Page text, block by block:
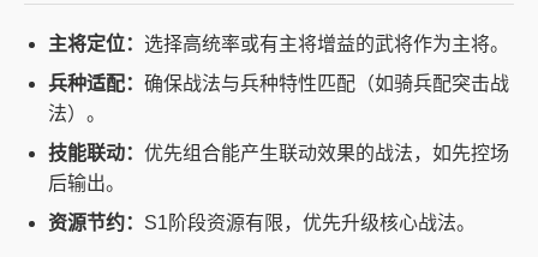
主将定位： 选择高统率或有主将增益的武将作为主将。
兵种适配： 确保战法与兵种特性匹配（如骑兵配突击战
法）。
技能联动： 优先组合能产生联动效果的战法，如先控场
后输出。
资源节约： S1阶段资源有限，优先升级核心战法。